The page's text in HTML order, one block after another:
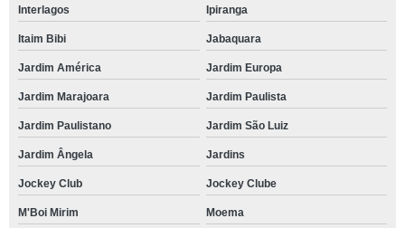
Interlagos Ipiranga
Itaim Bibi Jabaquara
Jardim América Jardim Europa
Jardim Marajoara Jardim Paulista
Jardim Paulistano Jardim São Luiz
Jardim Ângela Jardins
Jockey Club Jockey Clube
M'Boi Mirim Moema